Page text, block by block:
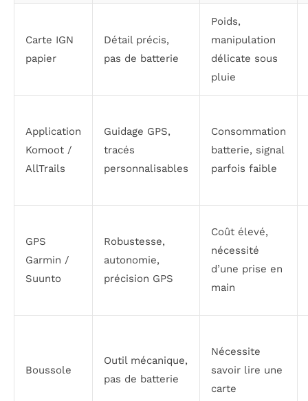
Carte IGN
papier
Détail précis,
pas de batterie
Poids,
manipulation
délicate sous
pluie
Application
Komoot /
AllTrails
Guidage GPS,
tracés
personnalisables
Consommation
batterie, signal
parfois faible
GPS
Garmin /
Suunto
Robustesse,
autonomie,
précision GPS
Coût élevé,
nécessité
d’une prise en
main
Boussole
Outil mécanique,
pas de batterie
Nécessite
savoir lire une
carte